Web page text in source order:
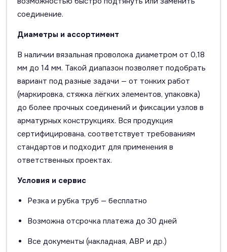
соединение.
Диаметры и ассортимент
В наличии вязальная проволока диаметром от 0,18
мм до 14 мм. Такой диапазон позволяет подобрать
вариант под разные задачи — от тонких работ
(маркировка, стяжка лёгких элементов, упаковка)
до более прочных соединений и фиксации узлов в
арматурных конструкциях. Вся продукция
сертифицирована, соответствует требованиям
стандартов и подходит для применения в
ответственных проектах.
Условия и сервис
Резка и рубка труб — бесплатно
Возможна отсрочка платежа до 30 дней
Все документы (накладная, АВР и др.)